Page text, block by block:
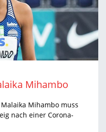
Mihambo
Mihambo muss
nach einer Corona-